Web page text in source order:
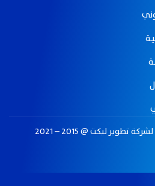
ليكت @ 2015 – 2021